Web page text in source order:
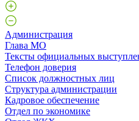
Администрация
Глава МО
Тексты официальных
Телефон доверия
Список должностных лиц
Структура администрации
Кадровое обеспечение
Отдел по экономике